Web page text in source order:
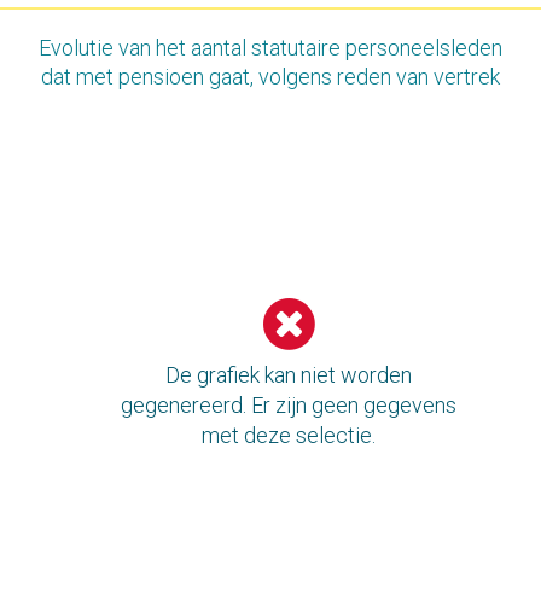
Gemiddelde pensioenleeftijd
Evolutie van het aantal statutaire personeelsleden
dat met pensioen gaat, volgens reden van vertrek
De grafiek kan niet worden
gegenereerd. Er zijn geen gegevens
met deze selectie.